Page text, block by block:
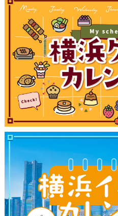
観光ガイド
ランキング
ブログ記事
サイトについて